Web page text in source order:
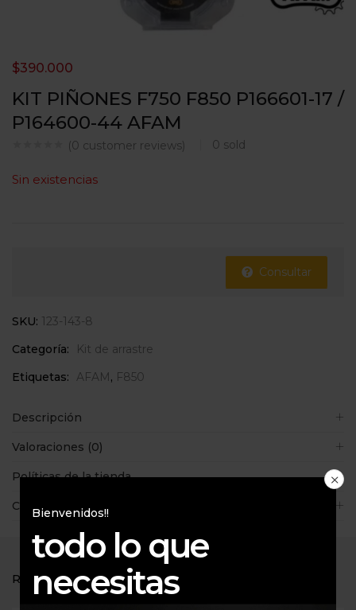
KIT PIÑONES F750 F850 P166601-17 /
P164600-44 AFAM
(0 customer reviews) 0 sold
$390.000
Sin existencias
Consultar
SKU: 123-143-8
Categoría:
Kit de arrastre
Etiquetas:
AFAM, F850
Descripción
Valoraciones (0)
Políticas de la tienda
Consultas
RELATED PRODUCTS
Bienvenidos!!
todo lo que
necesitas